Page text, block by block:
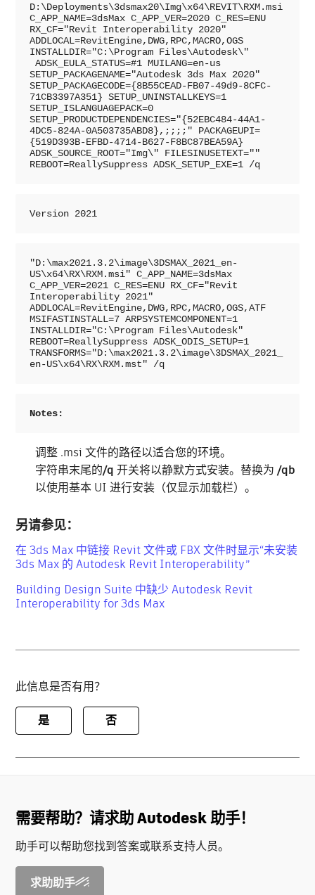
D:\Deployments\3dsmax20\Img\x64\REVIT\RXM.msi
C_APP_NAME=3dsMax C_APP_VER=2020 C_RES=ENU
RX_CF="Revit Interoperability 2020"
ADDLOCAL=RevitEngine,DWG,RPC,MACRO,OGS
INSTALLDIR="C:\Program Files\Autodesk\"
ADSK_EULA_STATUS=#1 MUILANG=en-us
SETUP_PACKAGENAME="Autodesk 3ds Max 2020"
SETUP_PACKAGECODE={8B55CEAD-FB07-49d9-8CFC-
71CB3397A351} SETUP_UNINSTALLKEYS=1
SETUP_ISLANGUAGEPACK=0
SETUP_PRODUCTDEPENDENCIES="{52EBC484-44A1-
4DC5-824A-0A503735ABD8},;;;;" PACKAGEUPI=
{519D393B-EFBD-4714-B627-F8BC87BEA59A}
ADSK_SOURCE_ROOT="Img\" FILESINUSETEXT=""
REBOOT=ReallySuppress ADSK_SETUP_EXE=1 /q
Version 2021
"D:\max2021.3.2\image\3DSMAX_2021_en-
US\x64\RX\RXM.msi" C_APP_NAME=3dsMax
C_APP_VER=2021 C_RES=ENU RX_CF="Revit
Interoperability 2021"
ADDLOCAL=RevitEngine,DWG,RPC,MACRO,OGS,ATF
MSIFASTINSTALL=7 ARPSYSTEMCOMPONENT=1
INSTALLDIR="C:\Program Files\Autodesk"
REBOOT=ReallySuppress ADSK_ODIS_SETUP=1
TRANSFORMS="D:\max2021.3.2\image\3DSMAX_2021_
en-US\x64\RX\RXM.mst" /q
Notes:
调整 .msi 文件的路径以适合您的环境。
字符串末尾的/q开关将以静默方式安装。替换为/qb
以使用基本 UI 进行安装（仅显示加载栏）。
另请参见：
在 3ds Max 中链接 Revit 文件或 FBX 文件时显示“未安装
3ds Max 的 Autodesk Revit Interoperability”
Building Design Suite 中缺少 Autodesk Revit
Interoperability for 3ds Max
此信息是否有用？
是 否
需要帮助？请求助 Autodesk 助手！
助手可以帮助您找到答案或联系支持人员。
求助助手